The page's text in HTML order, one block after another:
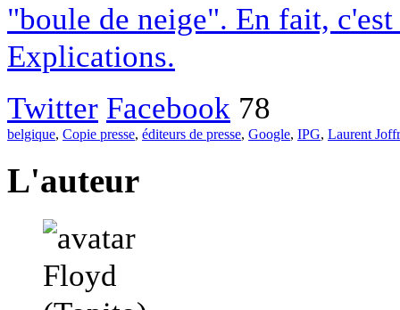
"boule de neige". En fait,
Explications.
Twitter Facebook 78
belgique, Copie presse, éditeurs de presse, Google, IPG, Laurent
L'auteur